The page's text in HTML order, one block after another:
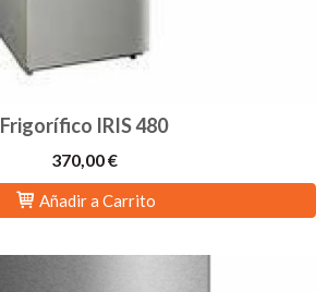
Frigorífico IRIS 480
370,00 €
Añadir a Carrito